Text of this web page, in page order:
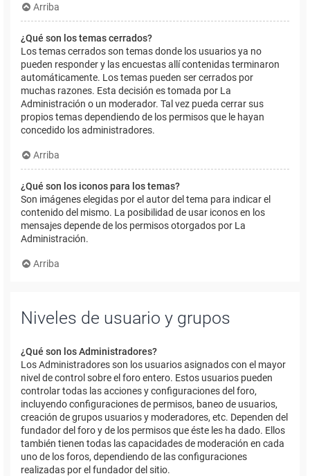
Arriba
¿Qué son los temas cerrados?
Los temas cerrados son temas donde los usuarios ya no
pueden responder y las encuestas allí contenidas terminaron
automáticamente. Los temas pueden ser cerrados por
muchas razones. Esta decisión es tomada por La
Administración o un moderador. Tal vez pueda cerrar sus
propios temas dependiendo de los permisos que le hayan
concedido los administradores.
Arriba
¿Qué son los iconos para los temas?
Son imágenes elegidas por el autor del tema para indicar el
contenido del mismo. La posibilidad de usar iconos en los
mensajes depende de los permisos otorgados por La
Administración.
Arriba
Niveles de usuario y grupos
¿Qué son los Administradores?
Los Administradores son los usuarios asignados con el mayor
nivel de control sobre el foro entero. Estos usuarios pueden
controlar todas las acciones y configuraciones del foro,
incluyendo configuraciones de permisos, baneo de usuarios,
creación de grupos usuarios y moderadores, etc. Dependen del
fundador del foro y de los permisos que éste les ha dado. Ellos
también tienen todas las capacidades de moderación en cada
uno de los foros, dependiendo de las configuraciones
realizadas por el fundador del sitio.